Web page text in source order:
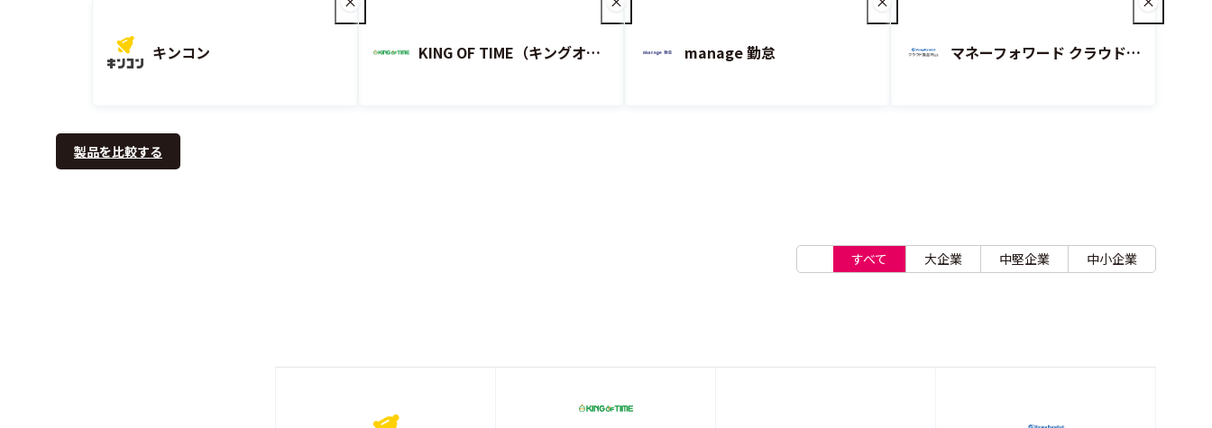
キンコン KING OF TIME（キングオブタイム） manage 勤怠 マネーフォワード クラウド勤怠Plus
製品を比較する
すべて 大企業 中堅企業 中小企業